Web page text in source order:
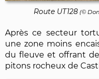
Route UT128 (©
Après ce secteur
une zone moins
du fleuve et offrant
pitons rocheux de